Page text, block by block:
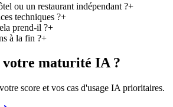
ou un restaurant indépendant ?+
techniques ?+
prend-il ?+
à la fin ?+
votre maturité IA ?
score et vos cas d'usage IA prioritaires.